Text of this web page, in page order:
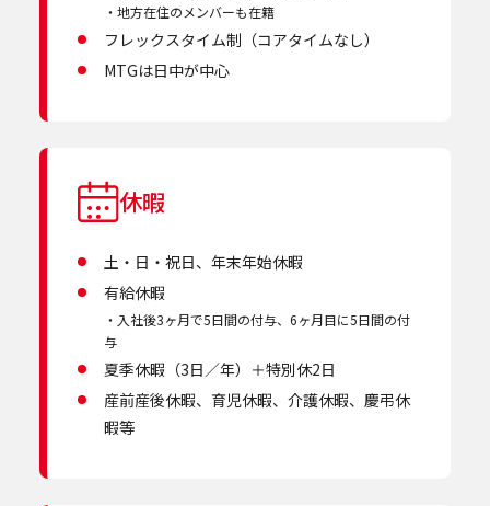
地方在住のメンバーも在籍
フレックスタイム制（コアタイムなし）
MTGは日中が中心
休暇
土・日・祝日、年末年始休暇
有給休暇
入社後3ヶ月で5日間の付与、6ヶ月目に5日間の付
与
夏季休暇（3日／年）＋特別休2日
産前産後休暇、育児休暇、介護休暇、慶弔休
暇等